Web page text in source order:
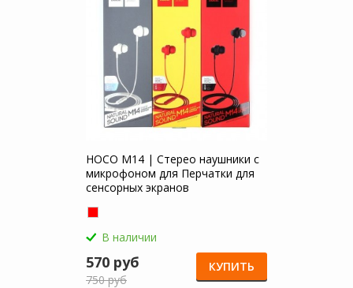
HOCO M14 | Стерео наушники с
микрофоном для Перчатки для
сенсорных экранов
В наличии
570 руб
750 руб
КУПИТЬ